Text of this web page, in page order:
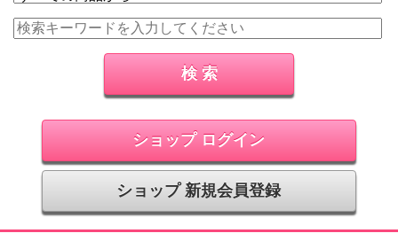
ショップ ログイン
ショップ 新規会員登録